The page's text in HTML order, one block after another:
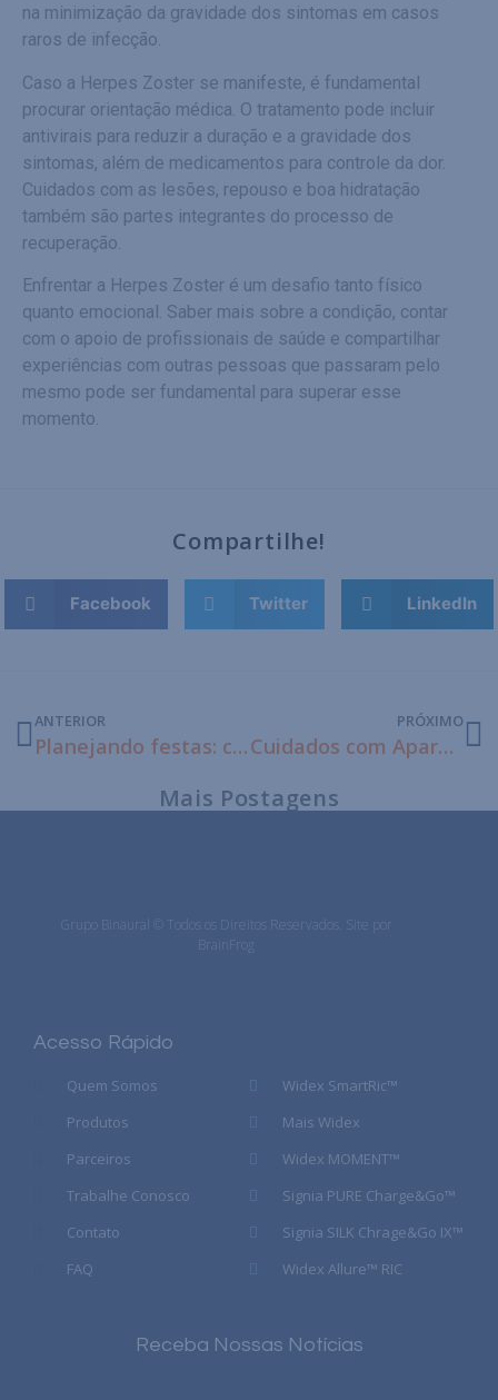
na minimização da gravidade dos sintomas em casos
raros de infecção.
Caso a Herpes Zoster se manifeste, é fundamental
procurar orientação médica. O tratamento pode incluir
antivirais para reduzir a duração e a gravidade dos
sintomas, além de medicamentos para controle da dor.
Cuidados com as lesões, repouso e boa hidratação
também são partes integrantes do processo de
recuperação.
Enfrentar a Herpes Zoster é um desafio tanto físico
quanto emocional. Saber mais sobre a condição, contar
com o apoio de profissionais de saúde e compartilhar
experiências com outras pessoas que passaram pelo
mesmo pode ser fundamental para superar esse
momento.
Compartilhe!
Facebook Twitter LinkedIn
ANTERIOR
Planejando festas: como incluir usuários de aparelho auditivo?
PRÓXIMO
Cuidados com Aparelhos Auditivos no Verão
Mais Postagens
Grupo Binaural © Todos os Direitos Reservados. Site por
BrainFrog
Acesso Rápido
Quem Somos
Produtos
Parceiros
Trabalhe Conosco
Contato
FAQ
Widex SmartRic™
Mais Widex
Widex MOMENT™
Signia PURE Charge&Go™
Signia SILK Chrage&Go IX™
Widex Allure™ RIC
Receba Nossas Notícias